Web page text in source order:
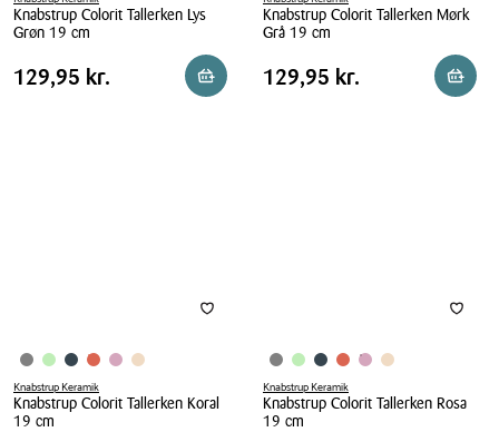
Knabstrup Colorit Tallerken Lys
Grøn 19 cm
Knabstrup
Colorit
Pris
Pris 129,95 kr.
129,95 kr. Reservér i butik
Knabstrup Colorit Tallerken Mørk
Grå 19 cm
Knabstrup
Colorit
Pris
Pris 129,95 kr.
129,95 kr.
Knabstrup Keramik
Knabstrup Colorit Tallerken Koral
19 cm
Knabstrup Keramik
Knabstrup Colorit Tallerken Rosa
19 cm